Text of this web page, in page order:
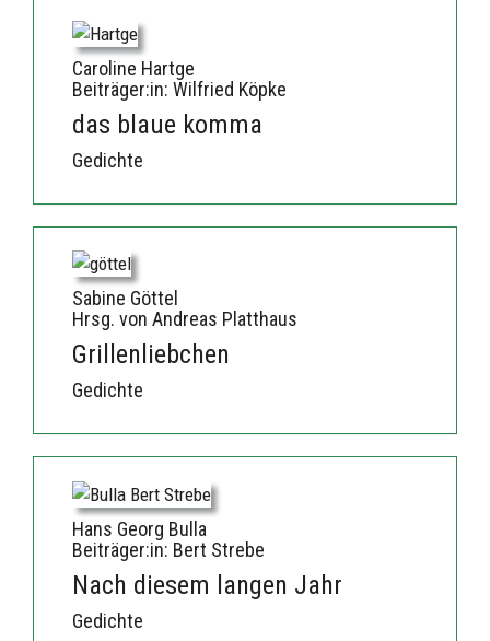
Caroline Hartge
Beiträger:in: Wilfried Köpke
das blaue komma
Gedichte
Sabine Göttel
Hrsg. von Andreas Platthaus
Grillenliebchen
Gedichte
Hans Georg Bulla
Beiträger:in: Bert Strebe
Nach diesem langen Jahr
Gedichte